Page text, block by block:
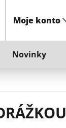
Moje konto
Novinky